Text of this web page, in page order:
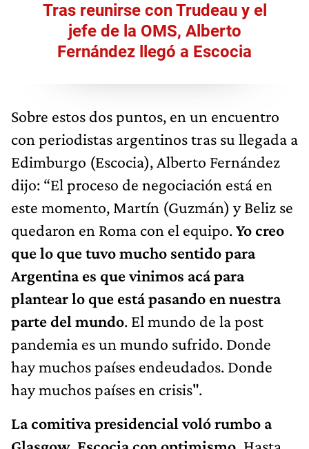
Tras reunirse con Trudeau y el
jefe de la OMS, Alberto
Fernández llegó a Escocia
Sobre estos dos puntos, en un encuentro
con periodistas argentinos tras su llegada a
Edimburgo (Escocia), Alberto Fernández
dijo: “El proceso de negociación está en
este momento, Martín (Guzmán) y Beliz se
quedaron en Roma con el equipo.Yo creo
que lo que tuvo mucho sentido para
Argentina es que vinimos acá para
plantear lo que está pasando en nuestra
parte del mundo. El mundo de la post
pandemia es un mundo sufrido. Donde
hay muchos países endeudados. Donde
hay muchos países en crisis".
La comitiva presidencial voló rumbo a